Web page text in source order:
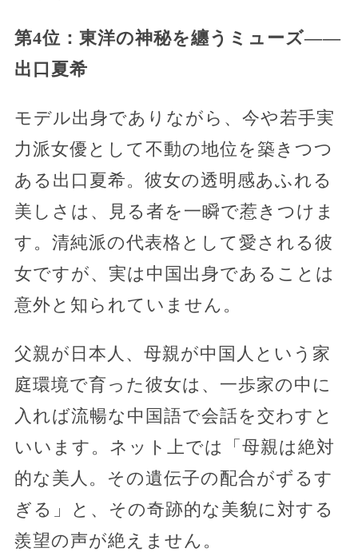
第4位：東洋の神秘を纏うミューズ――
出口夏希
モデル出身でありながら、今や若手実
力派女優として不動の地位を築きつつ
ある出口夏希。彼女の透明感あふれる
美しさは、見る者を一瞬で惹きつけま
す。清純派の代表格として愛される彼
女ですが、実は中国出身であることは
意外と知られていません。
父親が日本人、母親が中国人という家
庭環境で育った彼女は、一歩家の中に
入れば流暢な中国語で会話を交わすと
いいます。ネット上では「母親は絶対
的な美人。その遺伝子の配合がずるす
ぎる」と、その奇跡的な美貌に対する
羨望の声が絶えません。